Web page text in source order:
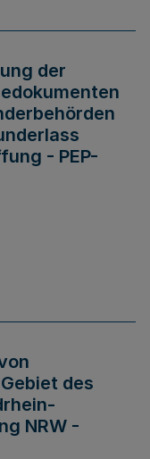
der
- PEP-
des
NRW -